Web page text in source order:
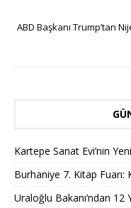
ABD Başkanı Trump’tan
Kartepe Sanat Evi’nin
Burhaniye 7. Kitap Fuarı:
Uraloğlu Bakanı’ndan